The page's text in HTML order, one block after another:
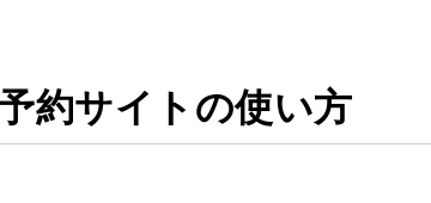
約サイトの使い方